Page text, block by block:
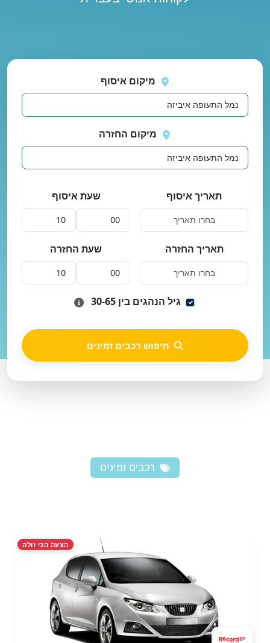
שוב
מיקום איסוף
מיקום החזרה
תאריך איסוף שעת איסוף
תאריך החזרה שעת החזרה
גיל הנהגים בין 30-65
חיפוש רכבים זמינים
רכבים זמינים
הצעה הכי זולה